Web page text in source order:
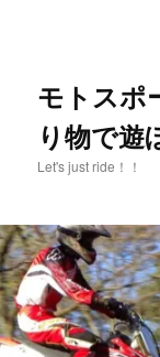
移
動
モトス
り物で遊
Let's just ride！！